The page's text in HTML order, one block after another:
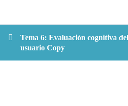
Tema 6: Evaluación cognitiva del
usuario Copy